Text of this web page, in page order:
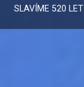
SLAVÍME 520 LET